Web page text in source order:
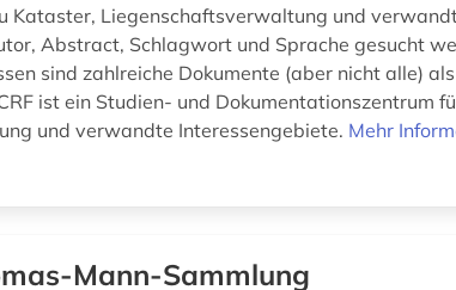
Kataster, Liegenschaftsverwaltung und
Abstract, Schlagwort und Sprache gesucht
sind zahlreiche Dokumente (aber nicht alle)
ist ein Studien- und Dokumentationszentrum
und verwandte Interessengebiete. Mehr
Mann-Sammlung